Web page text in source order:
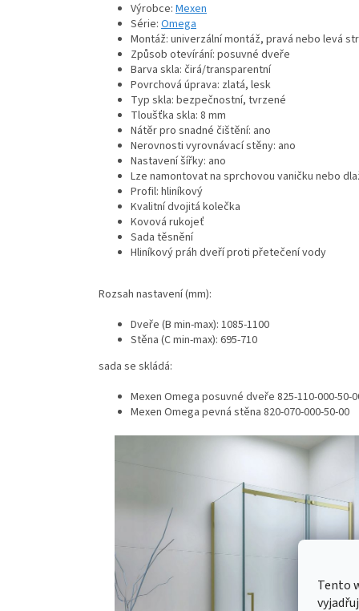
Tento
Výrobce: Mexen
Série: Omega
Montáž: univerzální montáž, pravá nebo levá
Způsob otevírání: posuvné dveře
Barva skla: čirá/transparentní
Povrchová úprava: zlatá, lesk
Typ skla: bezpečnostní, tvrzené
Tloušťka skla: 8 mm
Nátěr pro snadné čištění: ano
Nerovnosti vyrovnávací stěny: ano
Nastavení šířky: ano
Lze namontovat na sprchovou vaničku nebo
Profil: hliníkový
Kvalitní dvojitá kolečka
Kovová rukojeť
Sada těsnění
Hliníkový práh dveří proti přetečení vody
Rozsah nastavení (mm):
Dveře (B min-max): 1085-1100
Stěna (C min-max): 695-710
sada se skládá:
Mexen Omega posuvné dveře 825-110-000-50-
Mexen Omega pevná stěna 820-070-000-50-00